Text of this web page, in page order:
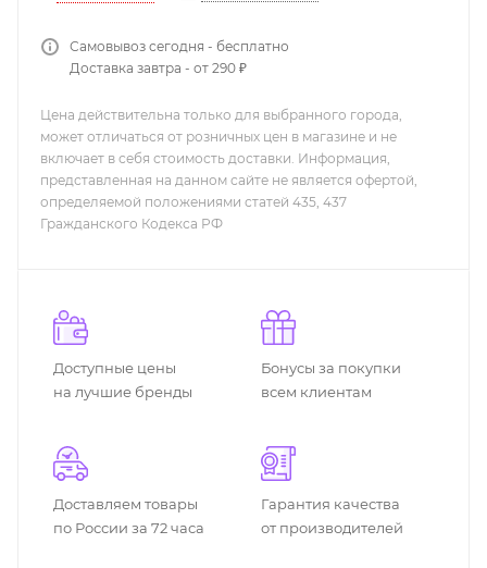
Самовывоз сегодня - бесплатно
Доставка завтра - от 290 ₽
Цена действительна только для выбранного города,
может отличаться от розничных цен в магазине и не
включает в себя стоимость доставки. Информация,
представленная на данном сайте не является офертой,
определяемой положениями статей 435, 437
Гражданского Кодекса РФ
Доступные цены
на лучшие бренды
Бонусы за покупки
всем клиентам
Доставляем товары
по России за 72 часа
Гарантия качества
от производителей